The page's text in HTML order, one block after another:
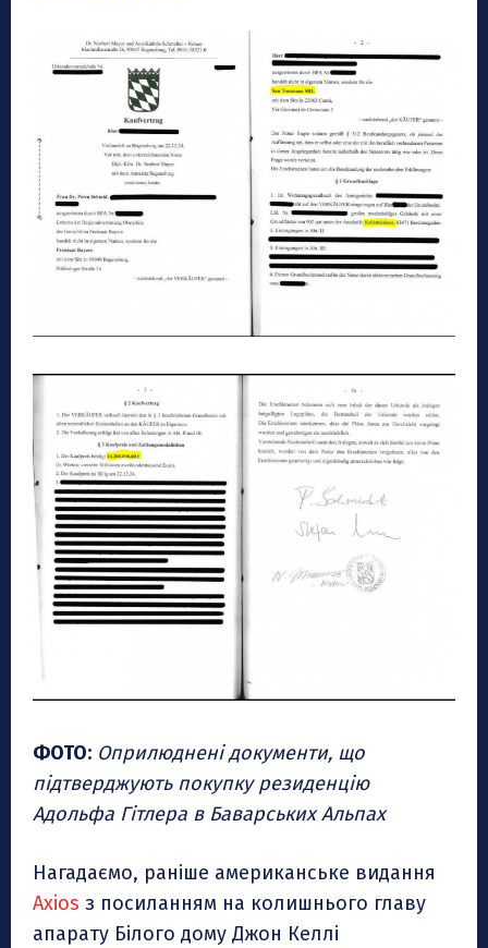
ФОТО: Оприлюднені документи, що
підтверджують покупку резиденцію
Адольфа Гітлера в Баварських Альпах
Нагадаємо, раніше американське видання
Axios з посиланням на колишнього главу
апарату Білого дому Джон Келлі